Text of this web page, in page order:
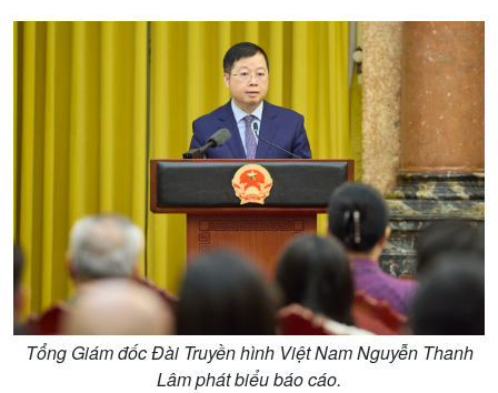
Tổng Giám đốc Đài Truyền hình Việt Nam Nguyễn Thanh
Lâm phát biểu báo cáo.